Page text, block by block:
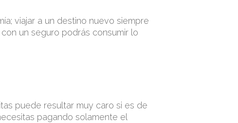
viajar a un destino nuevo siempre
un seguro podrás consumir lo
puede resultar muy caro si es de
pagando solamente el